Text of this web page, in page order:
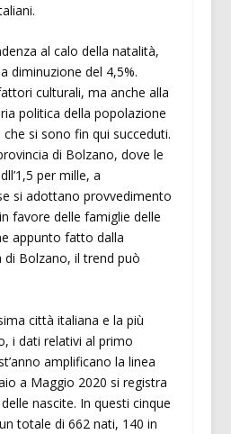
al calo della natalità,
diminuzione del 4,5%.
culturali, ma anche alla
politica della popolazione
si sono fin qui succeduti.
di Bolzano, dove le
per mille, a
si adottano provvedimento
favore delle famiglie delle
appunto fatto dalla
Bolzano, il trend può
città italiana e la più
i dati relativi al primo
amplificano la linea
a Maggio 2020 si registra
nascite. In questi cinque
totale di 662 nati, 140 in